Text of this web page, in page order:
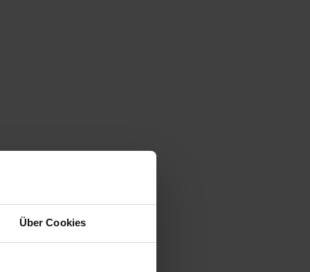
Über Cookies